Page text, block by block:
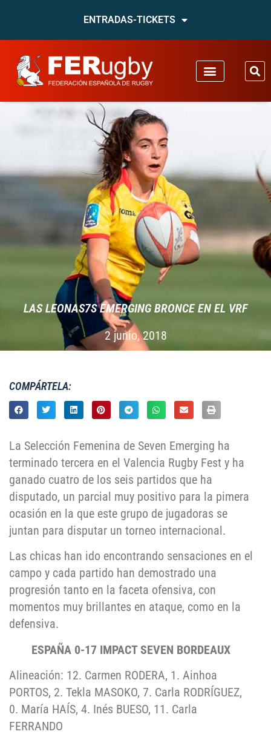
ENTRADAS-TICKETS
LAS LEONAS7S EMERGING BRONCE EN EL VRF
2 junio, 2018
COMPÁRTELA:
La Selección Femenina de Seven Emerging ha
terminado tercera en el Valencia Rugby Fest y ha
ganado cuatro de los seis partidos que ha
disputado, un parcial muy positivo para la pimera
ocasión en la que este grupo de jugadoras se
juntan para disputar un torneo internacional.
Las chicas han ido encontrando sensaciones en el
campo y cada partido han demostrado una
progresión tanto en la faceta ofensiva, con
momentos muy brillantes en ataque, como en la
defensiva.
ESPAÑA 0-17 IMPACT SEVEN BORDEAUX
Alineación: 12. Carmen RODERA, 1. Ainhoa
PORTOS, 2. Tekla MASOKO, 7. Carla RODRÍGUEZ,
0. María HAÍS, 4. Inés BUESO, 11. Carla
FERRANDO